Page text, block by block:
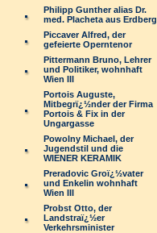
Philipp Gunther alias Dr.
med. Placheta aus Erdberg
Piccaver Alfred, der
gefeierte Operntenor
Pittermann Bruno, Lehrer
und Politiker, wohnhaft
Wien III
Portois Auguste,
Mitbegrï¿½nder der Firma
Portois & Fix in der
Ungargasse
Powolny Michael, der
Jugendstil und die
WIENER KERAMIK
Preradovic Groï¿½vater
und Enkelin wohnhaft
Wien III
Probst Otto, der
Landstraï¿½er
Verkehrsminister